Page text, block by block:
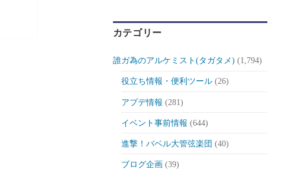
カテゴリー
誰ガ為のアルケミスト(タガタメ) (1,794)
役立ち情報・便利ツール(26)
アプデ情報 (281)
イベント事前情報 (644)
進撃！バベル大管弦楽団 (40)
ブログ企画 (39)